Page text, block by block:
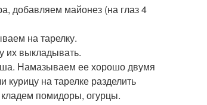
добавляем майонез (на глаз 4
на тарелку.
их выкладывать.
Намазываем ее хорошо двумя
на тарелке разделить
помидоры, огурцы.